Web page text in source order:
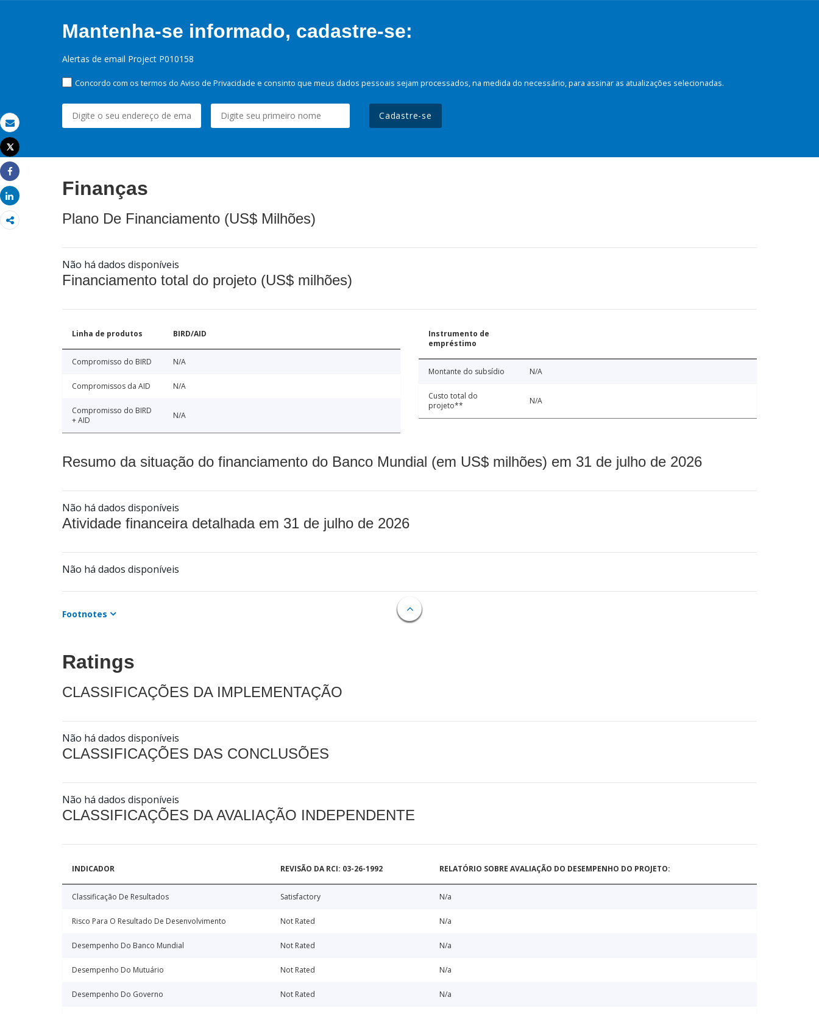
Email
Imprimir
Tweet
Share
Share
Mantenha-se informado, cadastre-se:
Alertas de email Project P010158
Concordo com os termos do Aviso de Privacidade e consinto que meus dados pessoais sejam processados, na medida do necessário, para assinar as atualizações selecionadas.
Cadastre-se
Finanças
Plano De Financiamento (US$ Milhões)
Não há dados disponíveis
Financiamento total do projeto (US$ milhões)
Linha de produtos BIRD/AID
Compromisso do BIRD N/A
Compromissos da AID N/A
Compromisso do BIRD
+ AID
N/A
Instrumento de
empréstimo
Montante do subsídio N/A
Custo total do
projeto**
N/A
Resumo da situação do financiamento do Banco Mundial (em US$ milhões) em 31 de julho de 2026
Não há dados disponíveis
Atividade financeira detalhada em 31 de julho de 2026
Não há dados disponíveis
Footnotes
Ratings
CLASSIFICAÇÕES DA IMPLEMENTAÇÃO
Não há dados disponíveis
CLASSIFICAÇÕES DAS CONCLUSÕES
Não há dados disponíveis
CLASSIFICAÇÕES DA AVALIAÇÃO INDEPENDENTE
INDICADOR REVISÃO DA RCI: 03-26-1992 RELATÓRIO SOBRE AVALIAÇÃO DO DESEMPENHO DO PROJETO:
Classificação De Resultados Satisfactory N/a
Risco Para O Resultado De Desenvolvimento Not Rated N/a
Desempenho Do Banco Mundial Not Rated N/a
Desempenho Do Mutuário Not Rated N/a
Desempenho Do Governo Not Rated N/a